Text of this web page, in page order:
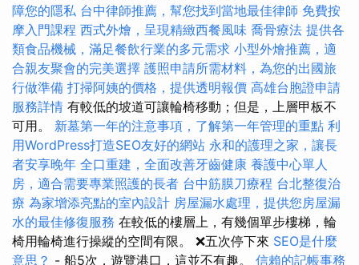
障您的隱私 台中律師推薦，幫您找到當地最佳律師 免費按
摩入門課程 西式外燴，呈現精緻西餐風味 喬骨療法 提供各
類食品機械，滿足餐飲行業的多元需求 小型外燴推薦，適
合親友聚會的完美選擇 護照申請所需材料，為您的出國旅
行做準備 打掃阿姨的價格，提供透明報價 高雄台胞證申請
服務詳情 有較低的坡道可讓輪椅移動；但是，上層甲板不
可用。 新墓第一年的注意事項，了解第一年管理的重點 利
用WordPress打造SEO友好的網站 永和的護理之家，讓長
者安享晚年 全口重建，全面改善牙齒健康 養護中心單人
房，適合需要專業照護的長者 台中筋膜刀療程 台北整復治
療 為家增添亮點的室內設計 房屋漏水處理，提供您房屋漏
水的最佳修復服務 在較低的樓層上，有幾個單步樓梯，輪
椅用輪椅進行操縱的空間有限。 ❌五次停下來 SEO是什麼
意思？ - 船5次，遊覽港口，這並不有趣。 信賴的記帳事務